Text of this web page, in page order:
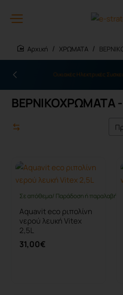
ΧΡΩΜΑΤΑ
Οικιακές Ηλεκτρικές
ΒΕΡΝΙΚΟΧΡΩΜΑΤΑ
Σε απόθεμα/ Παράδοση ή παραλαβή
Aquavit eco ριπολίνη
νερού λευκή Vitex
2,5L
31,00€